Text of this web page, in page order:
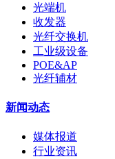
光端机
收发器
光纤交换机
工业级设备
POE&AP
光纤辅材
新闻动态
媒体报道
行业资讯